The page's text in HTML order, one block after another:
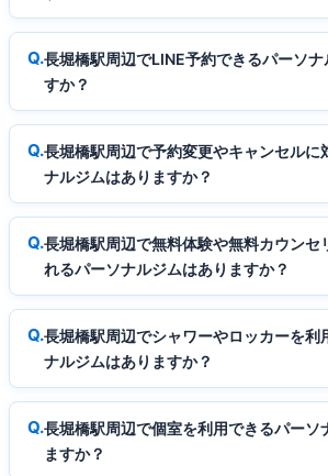
長堀橋駅周辺でLINE予約できるパーソナ
すか？
長堀橋駅周辺で予約変更やキャンセルに
ナルジムはありますか？
長堀橋駅周辺で無料体験や無料カウンセ
れるパーソナルジムはありますか？
長堀橋駅周辺でシャワーやロッカーを利
ナルジムはありますか？
長堀橋駅周辺で個室を利用できるパーソ
ますか？